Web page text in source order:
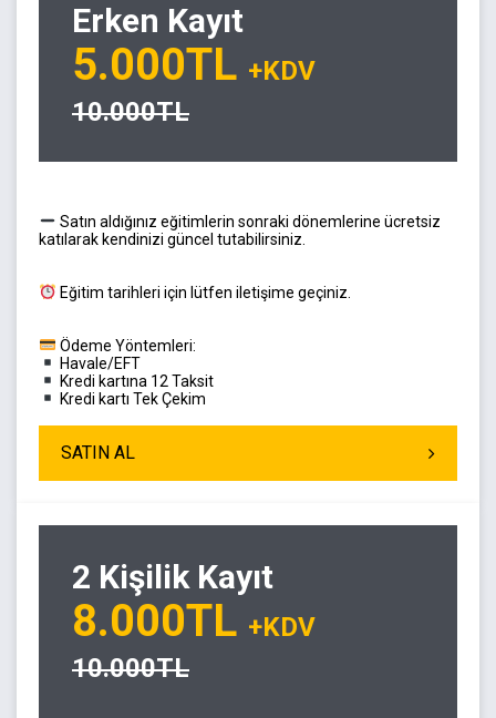
Erken Kayıt
5.000TL +KDV
10.000TL
Satın aldığınız eğitimlerin sonraki dönemlerine ücretsiz
katılarak kendinizi güncel tutabilirsiniz.
Eğitim tarihleri için lütfen iletişime geçiniz.
Ödeme Yöntemleri:
Havale/EFT
Kredi kartına 12 Taksit
Kredi kartı Tek Çekim
SATIN AL
2 Kişilik Kayıt
8.000TL +KDV
10.000TL